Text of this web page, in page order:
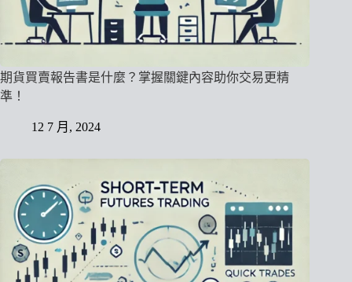
期貨買賣報告書是什麼？掌握關鍵內容助你交易更精
準！
12 7 月, 2024